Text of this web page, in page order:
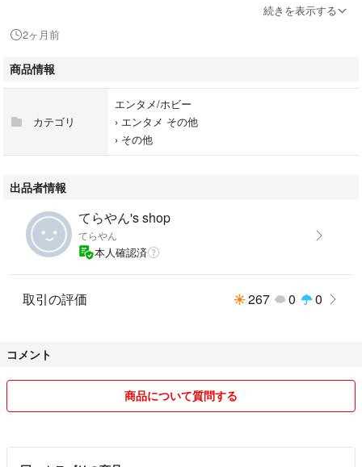
す。
続きを表示する
2ヶ月前
商品情報
カテゴリ
エンタメ/ホビー
› エンタメ その他
› その他
出品者情報
てらやん's shop
てらやん
本人確認済
取引の評価 267 0 0
コメント
商品について質問する